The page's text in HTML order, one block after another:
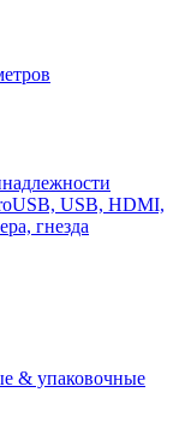
USB, HDMI,
гнезда
& упаковочные